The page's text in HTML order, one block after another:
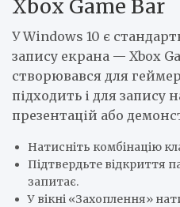
Xbox Game Bar
У Windows 10 є
запису екрана — Xbox
створювався для
підходить і для запису
презентацій або
Натисніть комбінацію
Підтвердьте відкриття
запитає.
У вікні «Захоплення»